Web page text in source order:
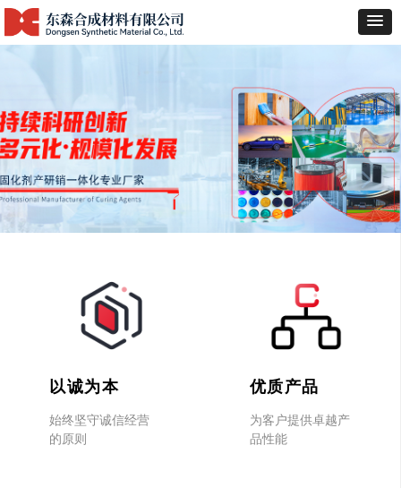
넳 넲
以诚为本
始终坚守诚信经营
的原则
优质产品
为客户提供卓越产
品性能